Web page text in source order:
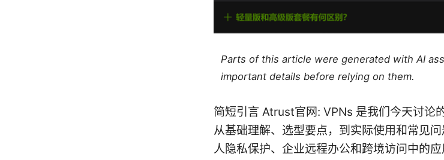
Parts of this article were generated with AI
important details before relying on them.
简短引言 Atrust官网: VPNs 是我们今天讨论
从基础理解、选型要点，到实际使用和常见
人隐私保护、企业远程办公和跨境访问中的